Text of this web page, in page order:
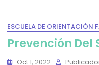
ESCUELA DE ORIENTACIÓN
Prevención Del
Oct 1, 2022